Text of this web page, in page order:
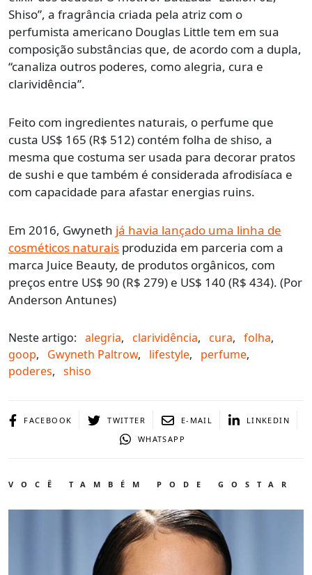
Shiso”, a fragrância criada pela atriz com o
perfumista americano Douglas Little tem em sua
composição substâncias que, de acordo com a dupla,
“canaliza outros poderes, como alegria, cura e
clarividência”.
Feito com ingredientes naturais, o perfume que
custa US$ 165 (R$ 512) contém folha de shiso, a
mesma que costuma ser usada para decorar pratos
de sushi e que também é considerada afrodisíaca e
com capacidade para afastar energias ruins.
Em 2016, Gwyneth já havia lançado uma linha de
cosméticos naturais produzida em parceria com a
marca Juice Beauty, de produtos orgânicos, com
preços entre US$ 90 (R$ 279) e US$ 140 (R$ 434). (Por
Anderson Antunes)
Neste artigo: alegria, clarividência, cura, folha,
goop, Gwyneth Paltrow, lifestyle, perfume,
poderes, shiso
FACEBOOK TWITTER E-MAIL
LINKEDIN
WHATSAPP
VOCÊ TAMBÉM PODE GOSTAR